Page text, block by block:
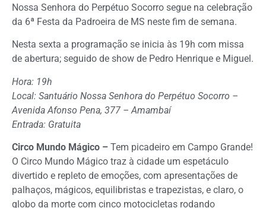
Nossa Senhora do Perpétuo Socorro segue na celebração
da 6ª Festa da Padroeira de MS neste fim de semana.
Nesta sexta a programação se inicia às 19h com missa
de abertura; seguido de show de Pedro Henrique e Miguel.
Hora: 19h
Local: Santuário Nossa Senhora do Perpétuo Socorro –
Avenida Afonso Pena, 377 – Amambaí
Entrada: Gratuita
Circo Mundo Mágico – Tem picadeiro em Campo Grande!
O Circo Mundo Mágico traz à cidade um espetáculo
divertido e repleto de emoções, com apresentações de
palhaços, mágicos, equilibristas e trapezistas, e claro, o
globo da morte com cinco motocicletas rodando